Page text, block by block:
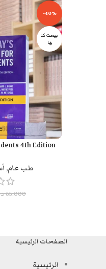
-40%
بيعت كل
ها
قراءة المزيد
4th Edition
طب عام,
65.000
الصفحات الرئيسية
الرئيسية